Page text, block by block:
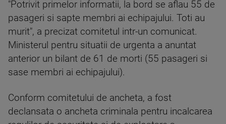
"Potrivit primelor informatii, la bord se aflau 55 de
pasageri si sapte membri ai echipajului. Toti au
murit", a precizat comitetul intr-un comunicat.
Ministerul pentru situatii de urgenta a anuntat
anterior un bilant de 61 de morti (55 pasageri si
sase membri ai echipajului).
Conform comitetului de ancheta, a fost
declansata o ancheta criminala pentru incalcarea